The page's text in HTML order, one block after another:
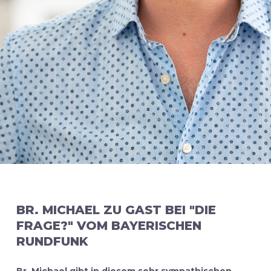
BR. MICHAEL ZU GAST BEI "DIE
FRAGE?" VOM BAYERISCHEN
RUNDFUNK